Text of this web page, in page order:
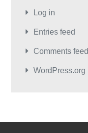
Log in
Entries feed
Comments feed
WordPress.org